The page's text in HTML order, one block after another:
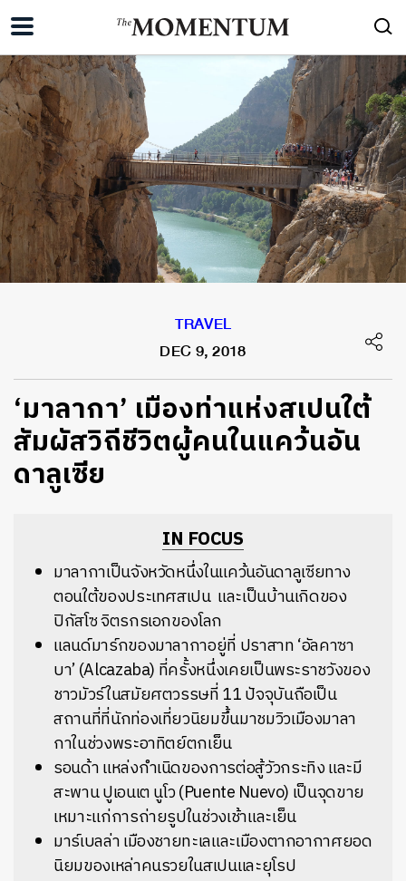
TRAVEL
DEC 9, 2018
‘มาลากา’ เมืองท่าแห่งสเปนใต้
สัมผัสวิถีชีวิตผู้คนในแคว้นอัน
ดาลูเซีย
IN FOCUS
มาลากาเป็นจังหวัดหนึ่งในแคว้นอันดาลูเซียทาง
ตอนใต้ของประเทศสเปน และเป็นบ้านเกิดของ
ปิกัสโซ จิตรกรเอกของโลก
แลนด์มาร์กของมาลากาอยู่ที่ ปราสาท ‘อัลคาซา
บา’ (Alcazaba) ที่ครั้งหนึ่งเคยเป็นพระราชวังของ
ชาวมัวร์ในสมัยศตวรรษที่ 11 ปัจจุบันถือเป็น
สถานที่ที่นักท่องเที่ยวนิยมขึ้นมาชมวิวเมืองมาลา
กาในช่วงพระอาทิตย์ตกเย็น
รอนด้า แหล่งกำเนิดของการต่อสู้วัวกระทิง และมี
สะพาน ปูเอนเต นูโว (Puente Nuevo) เป็นจุดขาย
เหมาะแก่การถ่ายรูปในช่วงเช้าและเย็น
มาร์เบลล่า เมืองชายทะเลและเมืองตากอากาศยอด
นิยมของเหล่าคนรวยในสเปนและยุโรป